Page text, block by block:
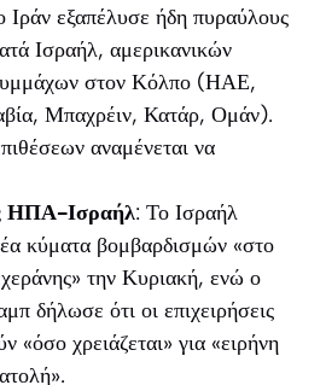
Ιράν εξαπέλυσε ήδη πυραύλους
Ισραήλ, αμερικανικών
στον Κόλπο (ΗΑΕ,
Μπαχρέιν, Κατάρ, Ομάν).
αναμένεται να
ΗΠΑ-Ισραήλ: Το Ισραήλ
κύματα βομβαρδισμών «στο
την Κυριακή, ενώ ο
δήλωσε ότι οι επιχειρήσεις
«όσο χρειάζεται» για «ειρήνη